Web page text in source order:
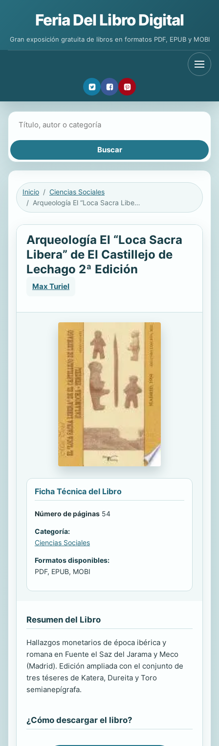
Feria Del Libro Digital
Gran exposición gratuita de libros en formatos PDF, EPUB y MOBI
Inicio
Ciencias Sociales
Arqueología El “Loca Sacra Libera” de El Castillejo de Lechago 2ª Edición
Arqueología El “Loca Sacra
Libera” de El Castillejo de
Lechago 2ª Edición
Max Turiel
Ficha Técnica del Libro
Número de páginas 54
Categoría:
Ciencias Sociales
Formatos disponibles:
PDF, EPUB, MOBI
Resumen del Libro
Hallazgos monetarios de época ibérica y
romana en Fuente el Saz del Jarama y Meco
(Madrid). Edición ampliada con el conjunto de
tres téseres de Katera, Dureita y Toro
semianepígrafa.
¿Cómo descargar el libro?